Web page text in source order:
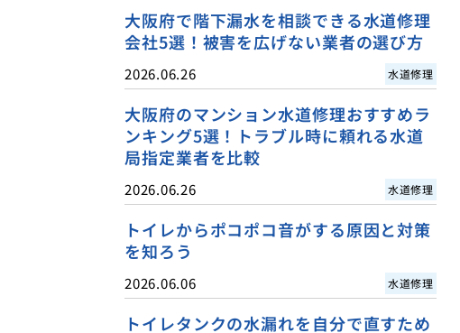
大阪府で階下漏水を相談できる水道修理
会社5選！被害を広げない業者の選び方
2026.06.26 水道修理
大阪府のマンション水道修理おすすめラ
ンキング5選！トラブル時に頼れる水道
局指定業者を比較
2026.06.26 水道修理
トイレからポコポコ音がする原因と対策
を知ろう
2026.06.06 水道修理
トイレタンクの水漏れを自分で直すため